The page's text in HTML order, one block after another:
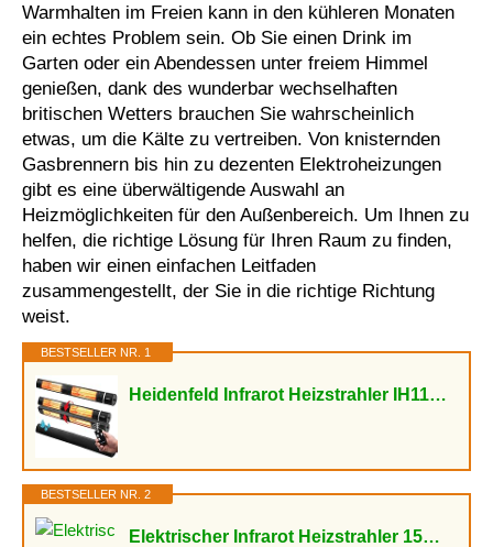
Warmhalten im Freien kann in den kühleren Monaten
ein echtes Problem sein. Ob Sie einen Drink im
Garten oder ein Abendessen unter freiem Himmel
genießen, dank des wunderbar wechselhaften
britischen Wetters brauchen Sie wahrscheinlich
etwas, um die Kälte zu vertreiben. Von knisternden
Gasbrennern bis hin zu dezenten Elektroheizungen
gibt es eine überwältigende Auswahl an
Heizmöglichkeiten für den Außenbereich. Um Ihnen zu
helfen, die richtige Lösung für Ihren Raum zu finden,
haben wir einen einfachen Leitfaden
zusammengestellt, der Sie in die richtige Richtung
weist.
BESTSELLER NR. 1
Heidenfeld Infrarot Heizstrahler IH110 | 𝟑 𝐉𝐀𝐇𝐑𝐄 𝐆𝐀𝐑𝐀𝐍𝐓𝐈𝐄...
BESTSELLER NR. 2
Elektrischer Infrarot Heizstrahler 1500W, Deckenheizung, Hängend für Terrasse & Balkon,...